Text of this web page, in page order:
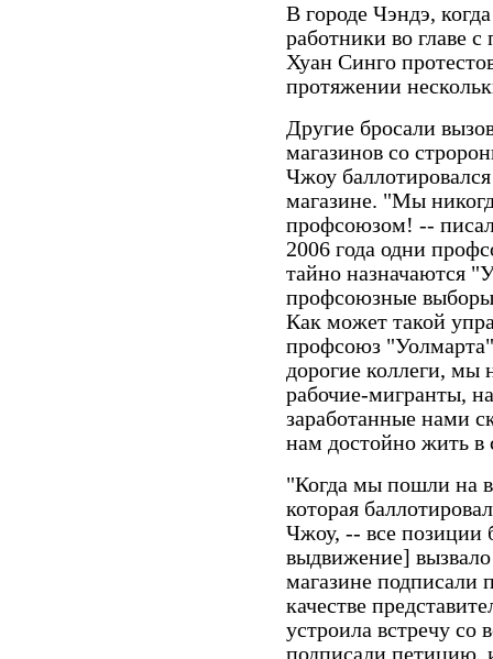
В городе Чэндэ,
работники во главе
Хуан Синго
протяжении
Другие бросали
магазинов со
Чжоу
магазине. "Мы
профсоюзом! --
2006 года одни
тайно назначаются
профсоюзные
Как может такой
профсоюз
дорогие коллеги,
рабочие-мигранты,
заработанные нами
нам достойно жить в
"Когда мы пошли на
которая
Чжоу, -- все
выдвижение]
магазине подписали
качестве
устроила встречу со
подписали петицию,